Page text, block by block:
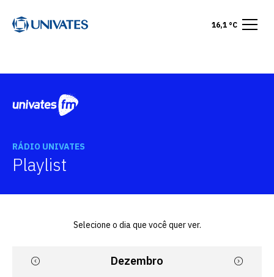
16,1 °C
RÁDIO UNIVATES
Playlist
Selecione o dia que você quer ver.
Dezembro